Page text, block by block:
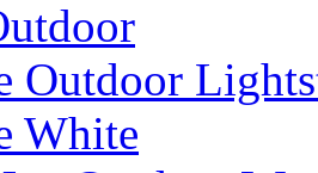
Outdoor
White